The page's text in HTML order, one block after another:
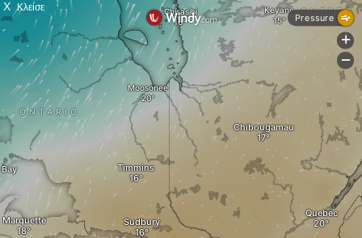
XΚλείσε